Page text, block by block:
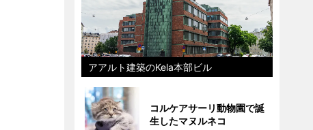
アアルト建築のKela本部ビル
コルケアサーリ動物園で誕
生したマヌルネコ